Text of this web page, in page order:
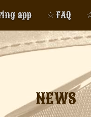
app ☆ FAQ
NEWS